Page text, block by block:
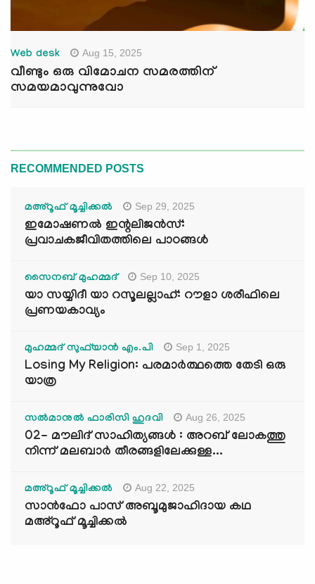
Web desk Aug 15, 2025
വീണ്ടും ഒരു വിമോചന സമരത്തിന്
സമയമാവുന്നുവോ
RECOMMENDED POSTS
മഅ്റൂഫ് മൂച്ചിക്കല്‍ Sep 29, 2025
ഇമോഷണൽ ഇന്റലിജൻസ്:
പ്രവാചകജീവിതത്തിലെ പാഠങ്ങൾ
സൈനബ് മുഹമ്മദ് Sep 10, 2025
യാ സയ്യിദീ യാ റസൂലല്ലാഹ്: റൗളാ ശരീഫിലെ
പ്രണയകാവ്യം
മുഹമ്മദ് സുഫ്‌യാൻ എം.പി Sep 1, 2025
Losing My Religion: പരമാർത്ഥത്തെ തേടി ഒരു
യാത്ര
സൽമാനുൽ ഫാരിസി ഹുദവി Aug 26, 2025
02- മൗലിദ് സാഹിത്യങ്ങൾ : അറബ് ലോകത്തു
നിന്ന് മലബാർ തീരങ്ങളിലേക്കുള്ള...
മഅ്റൂഫ് മൂച്ചിക്കല്‍ Aug 22, 2025
സാൻഫോ പാസ് അബൂമുജാഹിദായ കഥ
മഅ്റൂഫ് മൂച്ചിക്കല്‍